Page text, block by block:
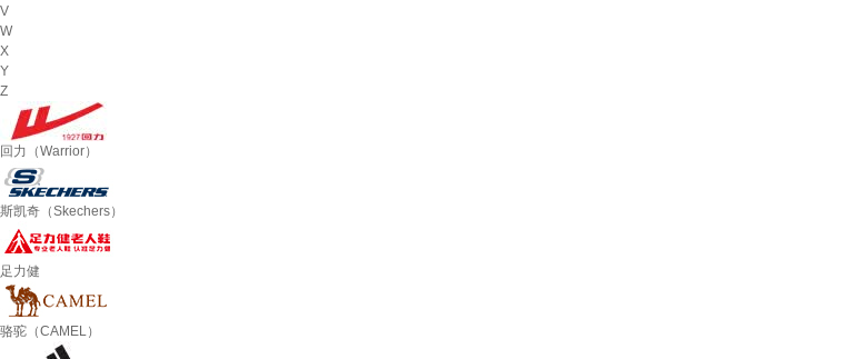
V
W
X
Y
Z
回力（Warrior）
斯凯奇（Skechers）
足力健
骆驼（CAMEL）